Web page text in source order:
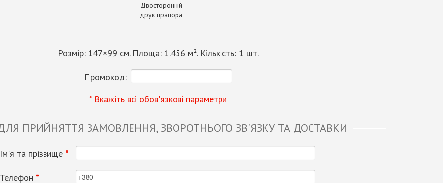
Двосторонній
друк прапора
Розмір: 147×99 см. Площа: 1.456 м². Кількість: 1 шт.
Промокод:
* Вкажіть всі обов'язкові параметри
ПРИЙНЯТТЯ ЗАМОВЛЕННЯ, ЗВОРОТНЬОГО ЗВ'ЯЗКУ ТА ДОСТАВКИ
Ім'я та прізвище *
Телефон *